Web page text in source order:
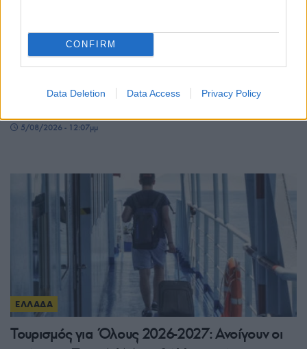
CONFIRM
Data Deletion Data Access Privacy Policy
ΕΛΛΑΔΑ
Κιθαιρώνας: Η φωτιά «καταπίνει» τη Δυτική Αττική
5/08/2026 - 12:07μμ
ΕΛΛΑΔΑ
Τουρισμός για Όλους 2026-2027: Ανοίγουν οι